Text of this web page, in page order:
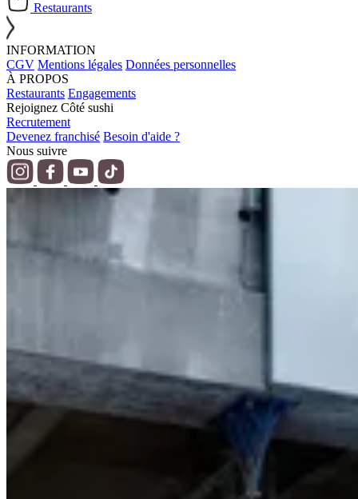
Restaurants
INFORMATION
CGV Mentions légales Données personnelles
À PROPOS
Restaurants Engagements
Rejoignez Côté sushi
Recrutement
Devenez franchisé Besoin d'aide ?
Nous suivre